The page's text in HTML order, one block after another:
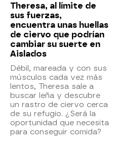
Theresa, al límite de
sus fuerzas,
encuentra unas huellas
de ciervo que podrían
cambiar su suerte en
Aislados
Débil, mareada y con sus
músculos cada vez más
lentos, Theresa sale a
buscar leña y descubre
un rastro de ciervo cerca
de su refugio. ¿Será la
oportunidad que necesita
para conseguir comida?